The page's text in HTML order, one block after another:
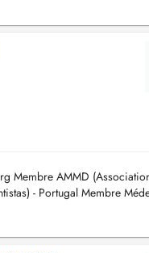
Membre AMMD
- Portugal Membre